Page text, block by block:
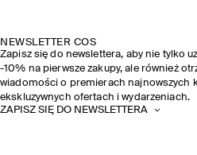
NEWSLETTER COS
Zapisz się do newslettera, aby nie tylko
-10% na pierwsze zakupy, ale również
wiadomości o premierach najnowszych
ekskluzywnych ofertach i wydarzeniach.
ZAPISZ SIĘ DO NEWSLETTERA